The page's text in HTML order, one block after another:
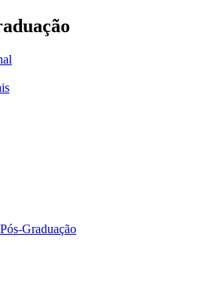
Graduação